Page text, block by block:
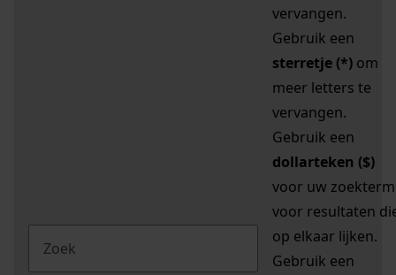
vervangen.
Gebruik een
sterretje (*) om
meer letters te
vervangen.
Gebruik een
dollarteken ($)
voor uw zoekterm
voor resultaten
op elkaar lijken.
Gebruik een